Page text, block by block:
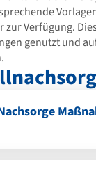
Verfügung.
genutzt und